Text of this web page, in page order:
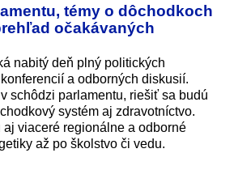
témy o dôchodkoch
očakávaných
nabitý deň plný politických
a odborných diskusií.
schôdzi parlamentu, riešiť sa budú
systém aj zdravotníctvo.
aj viaceré regionálne a odborné
až po školstvo či vedu.